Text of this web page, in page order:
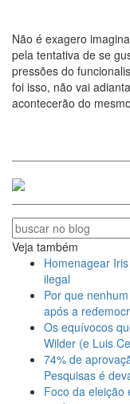
Não é exagero
pela tentativa de se
pressões do
foi isso, não vai
acontecerão do
Veja também
Homenagear
ilegal
Por que
após a
Os equívocos
Wilder (e Luis
74% de
Pesquisas é
Foco da eleição